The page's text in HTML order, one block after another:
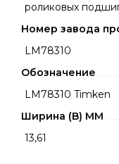
роликовых
Номер завода
LM78310
Обозначение
LM78310 Timken
Ширина (B) MM
13,61